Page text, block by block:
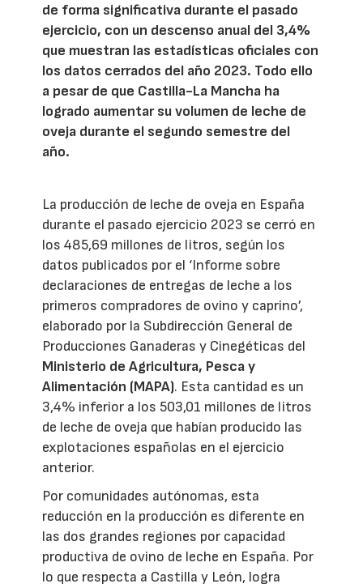
de forma significativa durante el pasado
ejercicio, con un descenso anual del 3,4%
que muestran las estadísticas oficiales con
los datos cerrados del año 2023. Todo ello
a pesar de que Castilla-La Mancha ha
logrado aumentar su volumen de leche de
oveja durante el segundo semestre del
año.
La producción de leche de oveja en España
durante el pasado ejercicio 2023 se cerró en
los 485,69 millones de litros, según los
datos publicados por el ‘Informe sobre
declaraciones de entregas de leche a los
primeros compradores de ovino y caprino’,
elaborado por la Subdirección General de
Producciones Ganaderas y Cinegéticas del
Ministerio de Agricultura, Pesca y
Alimentación (MAPA). Esta cantidad es un
3,4% inferior a los 503,01 millones de litros
de leche de oveja que habían producido las
explotaciones españolas en el ejercicio
anterior.
Por comunidades autónomas, esta
reducción en la producción es diferente en
las dos grandes regiones por capacidad
productiva de ovino de leche en España. Por
lo que respecta a Castilla y León, logra